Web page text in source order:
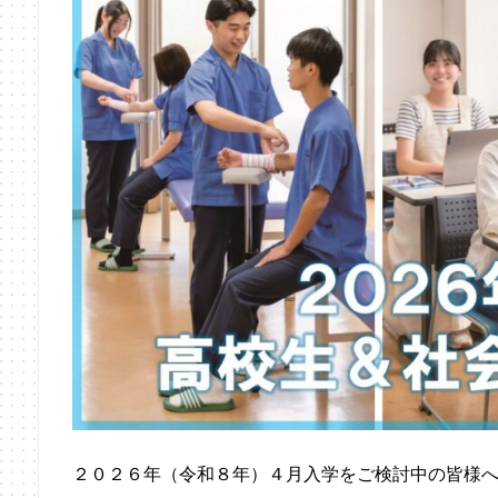
２０２６年（令和８年）４月入学をご検討中の皆様へ